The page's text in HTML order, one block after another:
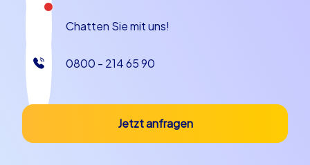
Chatten Sie mit uns!
0800 - 214 65 90
Jetzt anfragen